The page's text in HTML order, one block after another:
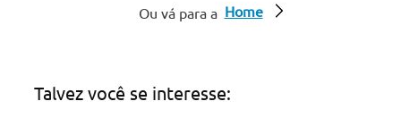
Ou vá para a Home
Talvez você se interesse: